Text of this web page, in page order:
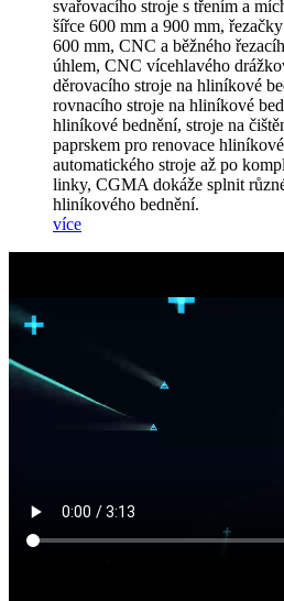
svařovacího stroje s třením a
šířce 600 mm a 900 mm,
600 mm, CNC a běžného
úhlem, CNC vícehlavého
děrovacího stroje na hliníkové
rovnacího stroje na hliníkové
hliníkové bednění, stroje na
paprskem pro renovace
automatického stroje až po
linky, CGMA dokáže splnit
hliníkového bednění.
více